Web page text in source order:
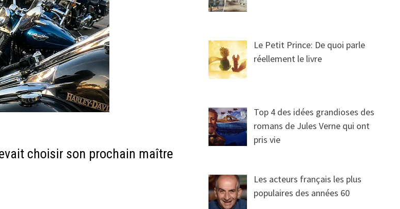
choisir son prochain maître
Le Petit Prince: De quoi parle
réellement le livre
Top 4 des idées grandioses des
romans de Jules Verne qui ont
pris vie
Les acteurs français les plus
populaires des années 60